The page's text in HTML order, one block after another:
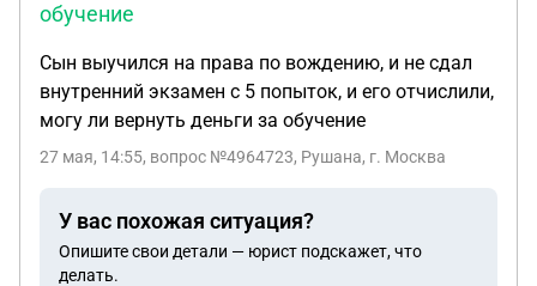
обучение
Сын выучился на права по вождению, и не сдал
внутренний экзамен с 5 попыток, и его отчислили,
могу ли вернуть деньги за обучение
27 мая, 14:55, вопрос №4964723, Рушана, г. Москва
У вас похожая ситуация?
Опишите свои детали — юрист подскажет, что
делать.